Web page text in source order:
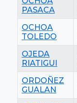
PASACA
OCHOA
TOLEDO
OJEDA
RIATIGUI
ORDOÑEZ
GUALAN